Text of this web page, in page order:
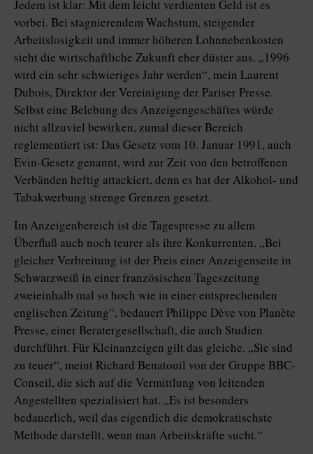
Jedem ist klar: Mit dem leicht verdienten Geld ist es
vorbei. Bei stagnierendem Wachstum, steigender
Arbeitslosigkeit und immer höheren Lohnnebenkosten
sieht die wirtschaftliche Zukunft eher düster aus. „1996
wird ein sehr schwieriges Jahr werden“, mein Laurent
Dubois, Direktor der Vereinigung der Pariser Presse.
Selbst eine Belebung des Anzeigengeschäftes würde
nicht allzuviel bewirken, zumal dieser Bereich
reglementiert ist: Das Gesetz vom 10. Januar 1991, auch
Evin-Gesetz genannt, wird zur Zeit von den betroffenen
Verbänden heftig attackiert, denn es hat der Alkohol- und
Tabakwerbung strenge Grenzen gesetzt.
Im Anzeigenbereich ist die Tagespresse zu allem
Überfluß auch noch teurer als ihre Konkurrenten. „Bei
gleicher Verbreitung ist der Preis einer Anzeigenseite in
Schwarzweiß in einer französischen Tageszeitung
zweieinhalb mal so hoch wie in einer entsprechenden
englischen Zeitung“, bedauert Philippe Dève von Planète
Presse, einer Beratergesellschaft, die auch Studien
durchführt. Für Kleinanzeigen gilt das gleiche. „Sie sind
zu teuer“, meint Richard Benatouil von der Gruppe BBC-
Conseil, die sich auf die Vermittlung von leitenden
Angestellten spezialisiert hat. „Es ist besonders
bedauerlich, weil das eigentlich die demokratischste
Methode darstellt, wenn man Arbeitskräfte sucht.“